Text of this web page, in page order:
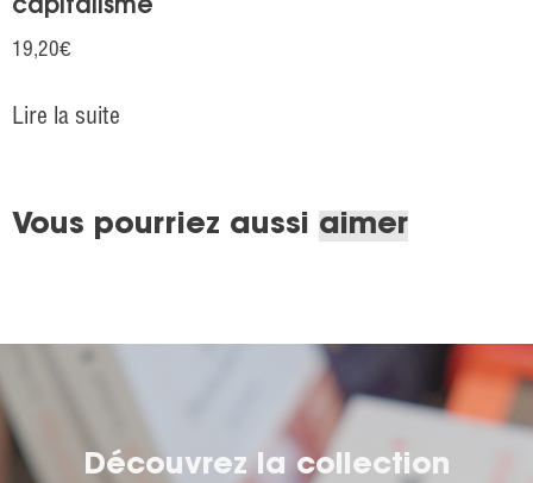
capitalisme
19,20€
Lire la suite
Vous pourriez aussi aimer
Découvrez la collection